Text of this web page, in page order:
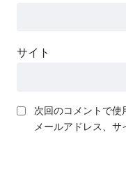
サイト
次回のコメントで使
メールアドレス、サ